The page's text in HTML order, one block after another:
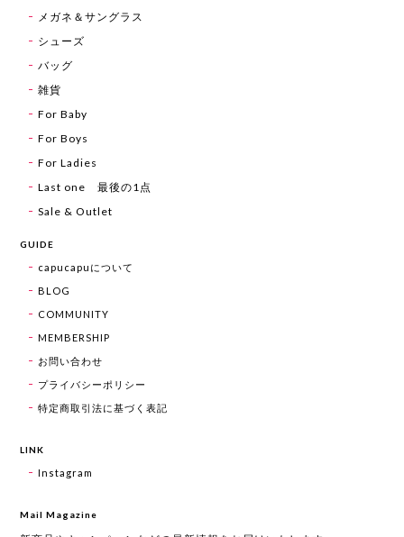
メガネ＆サングラス
シューズ
バッグ
雑貨
For Baby
For Boys
For Ladies
Last one 最後の1点
Sale & Outlet
GUIDE
capucapuについて
BLOG
COMMUNITY
MEMBERSHIP
お問い合わせ
プライバシーポリシー
特定商取引法に基づく表記
LINK
Instagram
Mail Magazine